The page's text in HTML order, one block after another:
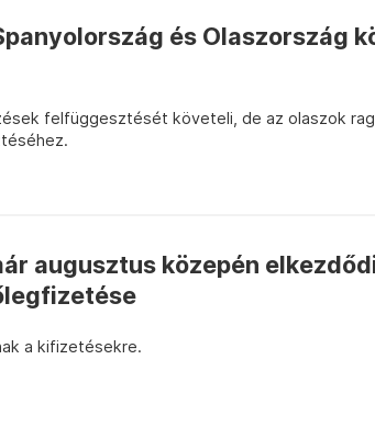
és Olaszország
felfüggesztését követeli, de az olaszok
augusztus közepén
a kifizetésekre.